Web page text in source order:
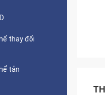
thay đổi
tản